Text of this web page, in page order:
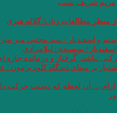
/ مریم شریف نسب
منظرِ مطالعاتِ زنان/ گلاله هنری
و اسفندیار / سید مجتبی میر
/ نویسنده : لیلامرادی
نباشد، گرفتار و درمانده چاره
بر مبنای دیدگاه کلود برمون .
آرام … آن لحظه که دستت حرکت